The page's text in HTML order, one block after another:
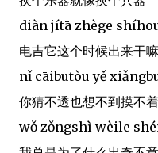
diàn jítā zhège
电吉它这个时候出来干
nǐ cāibutòu yě
你猜不透也想不到摸不
wǒ zǒngshì wèile